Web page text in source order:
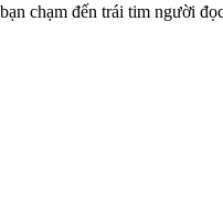
chạm đến trái tim người